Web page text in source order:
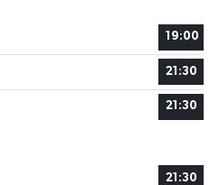
19:00
21:30
21:30
21:30